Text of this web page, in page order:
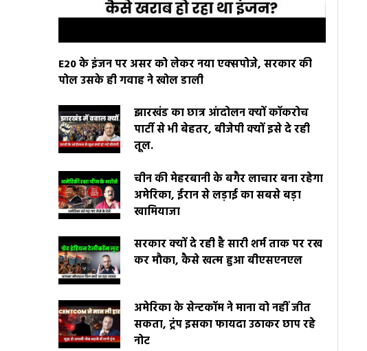
E20 के इंजन पर असर को लेकर नया एक्सपोजे, सरकार की
पोल उसके ही गवाह ने खोल डाली
झारखंड का छात्र आंदोलन क्यों कॉकरोच
पार्टी से भी बेहतर, बीजेपी क्यों इसे दे रही
तूल.
चीन की मेहरबानी के बगैर लाचार बना रहेगा
अमेरिका, ईरान से लड़ाई का सबसे बड़ा
खामियाजा
सरकार क्यों दे रही है सारी शर्म ताक पर रख
कर मौका, कैसे खत्म हुआ बीएसएनएल
अमेरिका के सेन्टकॉम ने माना वो नहीं जीत
सकता, ट्रंप इसका फायदा उठाकर छाप रहे
नोट